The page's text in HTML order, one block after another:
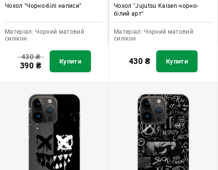
Чохол "Чорно-білі написи"
Матеріал: Чорний матовий
силікон
430₴
390 ₴ Купити
Чохол "Jujutsu Kaisen чорно-
білий арт"
Матеріал: Чорний матовий
силікон
430 ₴ Купити